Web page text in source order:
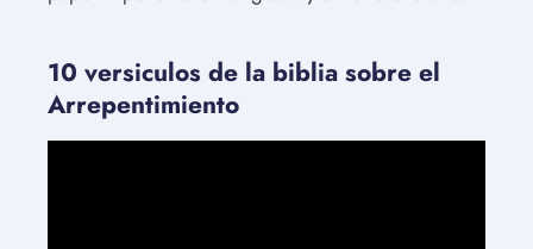
10 versiculos de la biblia sobre el
Arrepentimiento